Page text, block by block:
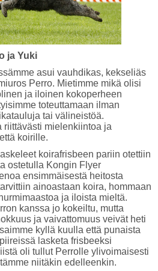
ja Yuki
asui vauhdikas, kekseliäs
Perro. Mietimme mikä olisi
ja iloinen kokoperheen
toteuttamaan ilman
tai välineistöä.
riittävästi mielenkiintoa ja
koirille.
koirafrisbeen pariin otettiin
ostetulla Kongin Flyer
ensimmäisestä heitosta
ainoastaan koira, hommaan
ja iloista mieltä.
kanssa jo kokeiltu, mutta
ja vaivattomuus veivät heti
kyllä kuulla että punaista
lasketa frisbeeksi
oli tullut Perrolle ylivoimaisesti
niitäkin edelleenkin.